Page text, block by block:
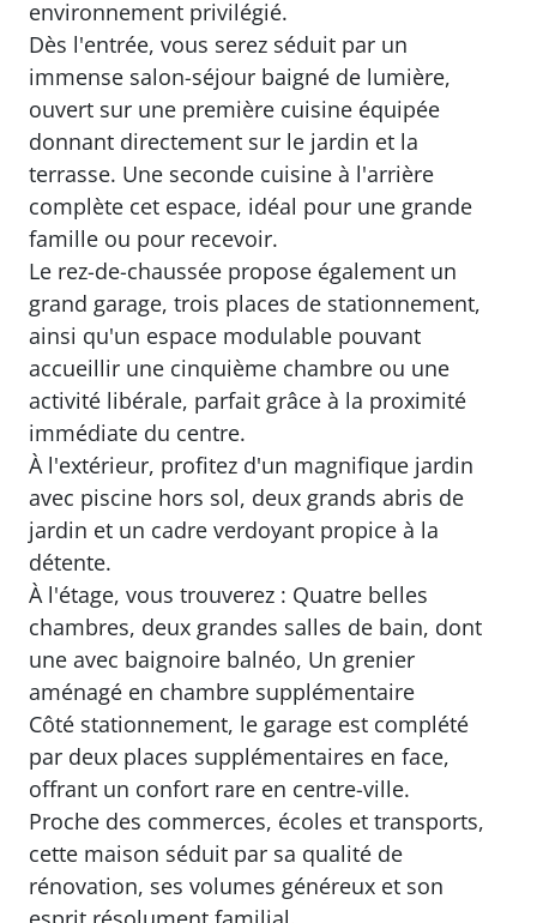
Annonce immobilière Réf.V10008965
Montreuil ville Haute et à deux pas du centre-
ville, découvrez cette superbe maison récente,
entièrement rénovée, qui offre volumes,
luminosité et confort de vie dans un
environnement privilégié.
Dès l'entrée, vous serez séduit par un
immense salon-séjour baigné de lumière,
ouvert sur une première cuisine équipée
donnant directement sur le jardin et la
terrasse. Une seconde cuisine à l'arrière
complète cet espace, idéal pour une grande
famille ou pour recevoir.
Le rez-de-chaussée propose également un
grand garage, trois places de stationnement,
ainsi qu'un espace modulable pouvant
accueillir une cinquième chambre ou une
activité libérale, parfait grâce à la proximité
immédiate du centre.
À l'extérieur, profitez d'un magnifique jardin
avec piscine hors sol, deux grands abris de
jardin et un cadre verdoyant propice à la
détente.
À l'étage, vous trouverez : Quatre belles
chambres, deux grandes salles de bain, dont
une avec baignoire balnéo, Un grenier